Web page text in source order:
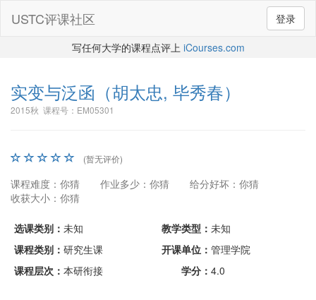
登录
USTC评课社区
写任何大学的课程点评上 iCourses.com
实变与泛函 （胡太忠, 毕秀春）
2015秋 课程号：EM05301
(暂无评价)
课程难度：你猜 作业多少：你猜
给分好坏：你猜
收获大小：你猜
选课类别： 未知 教学类型： 未知
课程类别： 研究生课 开课单位： 管理学院
课程层次： 本研衔接 学分： 4.0